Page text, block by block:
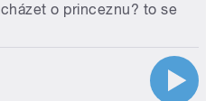
o princeznu? to se